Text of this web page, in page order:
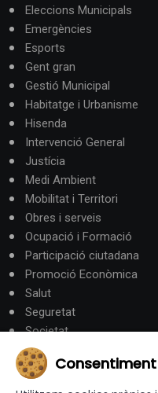
Eleccions Municipals
Emergències
Esports
Gent gran
Gestió Municipal
Habitatge i Urbanisme
Hisenda
Intervenció General
Justícia
Medi Ambient
Mobilitat i Territori
Obres i serveis
Ocupació i Formació
Participació ciutadana
Promoció Econòmica
Salut
Seguretat
Societat
Turisme